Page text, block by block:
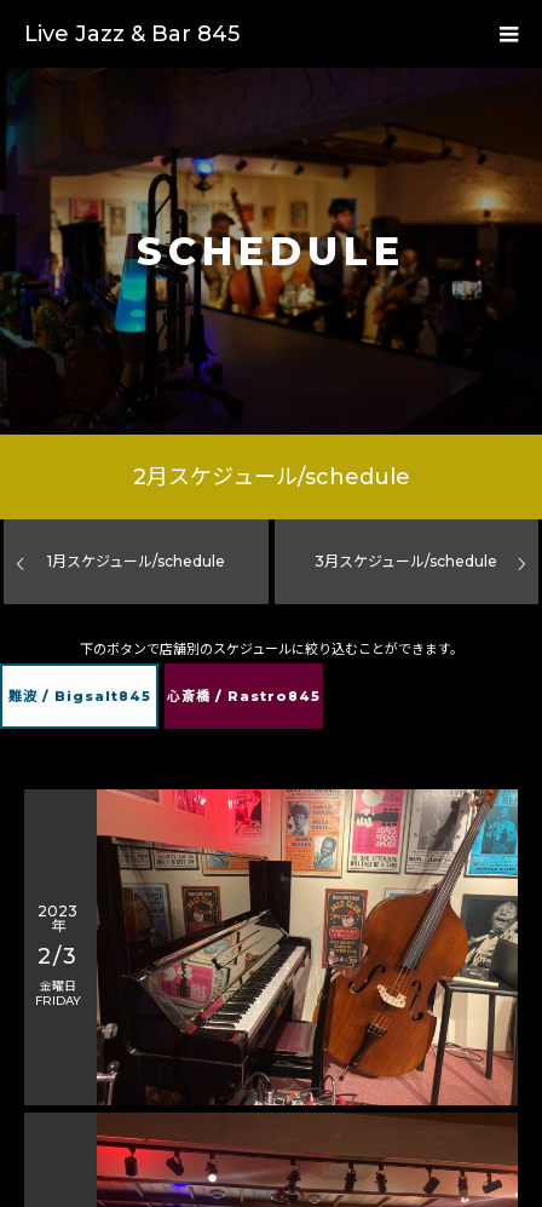
Live Jazz & Bar 845
SCHEDULE
2月スケジュール/schedule
1月スケジュール/schedule 3月スケジュール/schedule
下のボタンで店舗別のスケジュールに絞り込むことができます。
難波 / Bigsalt845 心斎橋 / Rastro845
2023
年
2/3
金曜日
FRIDAY